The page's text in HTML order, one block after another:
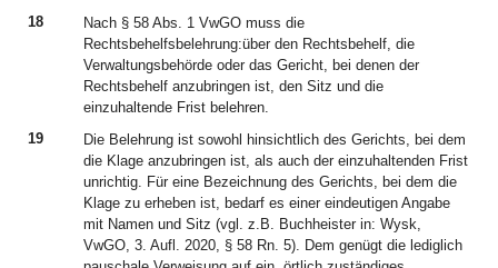
18
Nach § 58 Abs. 1 VwGO muss die
Rechtsbehelfsbelehrung:über den Rechtsbehelf, die
Verwaltungsbehörde oder das Gericht, bei denen der
Rechtsbehelf anzubringen ist, den Sitz und die
einzuhaltende Frist belehren.
19
Die Belehrung ist sowohl hinsichtlich des Gerichts, bei dem
die Klage anzubringen ist, als auch der einzuhaltenden Frist
unrichtig. Für eine Bezeichnung des Gerichts, bei dem die
Klage zu erheben ist, bedarf es einer eindeutigen Angabe
mit Namen und Sitz (vgl. z.B. Buchheister in: Wysk,
VwGO, 3. Aufl. 2020, § 58 Rn. 5). Dem genügt die lediglich